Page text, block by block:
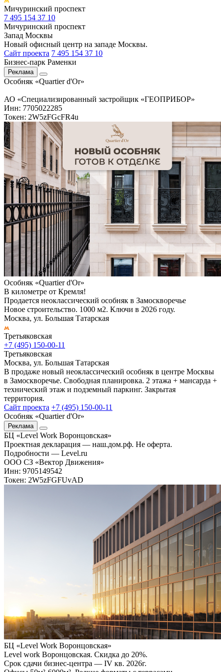
Мичуринский проспект
7 495 154 37 10
Мичуринский проспект
Запад Москвы
Новый офисный центр на западе Москвы.
Сайт проекта 7 495 154 37 10
Бизнес-парк Раменки
Реклама
Особняк «Quartier d'Or»
АО «Специализированный застройщик «ГЕОПРИБОР»
Инн: 7705022285
Токен: 2W5zFGcFR4u
Особняк «Quartier d'Or»
В километре от Кремля!
Продается неоклассический особняк в Замоскворечье
Новое строительство. 1000 м2. Ключи в 2026 году.
Москва, ул. Большая Татарская
Третьяковская
+7 (495) 150-00-11
Третьяковская
Москва, ул. Большая Татарская
В продаже новый неоклассический особняк в центре Москвы
в Замоскворечье. Свободная планировка. 2 этажа + мансарда +
технический этаж и подземный паркинг. Закрытая
территория.
Сайт проекта +7 (495) 150-00-11
Особняк «Quartier d'Or»
Реклама
БЦ «Level Work Воронцовская»‎
Проектная декларация — наш.дом.рф. Не оферта.
Подробности — Level.ru
ООО СЗ «Вектор Движения»
Инн: 9705149542
Токен: 2W5zFGFUvAD
БЦ «Level Work Воронцовская»‎
Level work Воронцовская. Скидка до 20%.
Срок сдачи бизнес-центра — IV кв. 2026г.